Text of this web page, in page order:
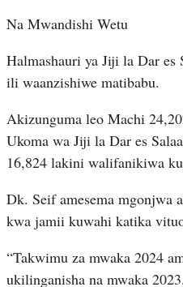
Na Mwandishi Wetu
Halmashauri ya Jiji la Dar
ili waanzishiwe matibabu.
Akizunguma leo Machi
Ukoma wa Jiji la Dar es
16,824 lakini walifanikiwa
Dk. Seif amesema mgonjwa
kwa jamii kuwahi katika
“Takwimu za mwaka 2024
ukilinganisha na mwaka